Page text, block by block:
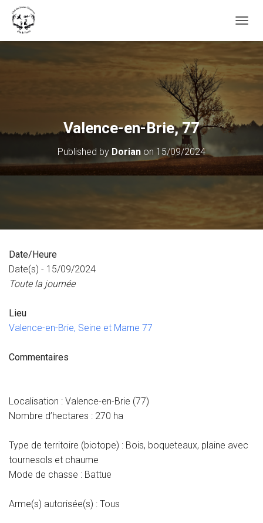
Valence-en-Brie, 77
Published by Dorian on 15/09/2024
Date/Heure
Date(s) - 15/09/2024
Toute la journée
Lieu
Valence-en-Brie, Seine et Marne 77
Commentaires
Localisation : Valence-en-Brie (77)
Nombre d’hectares : 270 ha
Type de territoire (biotope) : Bois, boqueteaux, plaine avec
tournesols et chaume
Mode de chasse : Battue
Arme(s) autorisée(s) : Tous